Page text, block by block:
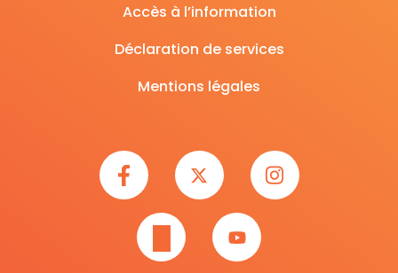
Accès à l’information
Déclaration de services
Mentions légales